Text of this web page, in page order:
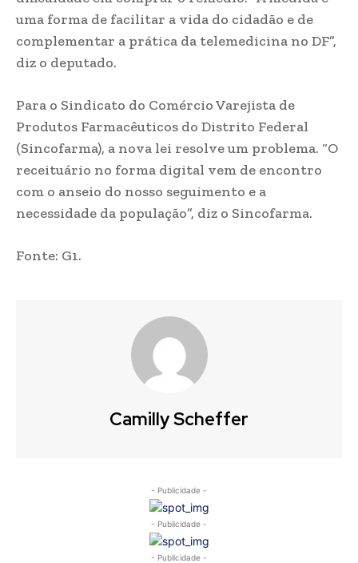
uma forma de facilitar a vida do cidadão e de
complementar a prática da telemedicina no DF”,
diz o deputado.
Para o Sindicato do Comércio Varejista de
Produtos Farmacêuticos do Distrito Federal
(Sincofarma), a nova lei resolve um problema. “O
receituário no forma digital vem de encontro
com o anseio do nosso seguimento e a
necessidade da população”, diz o Sincofarma.
Fonte: G1.
Camilly Scheffer
- Publicidade -
- Publicidade -
- Publicidade -